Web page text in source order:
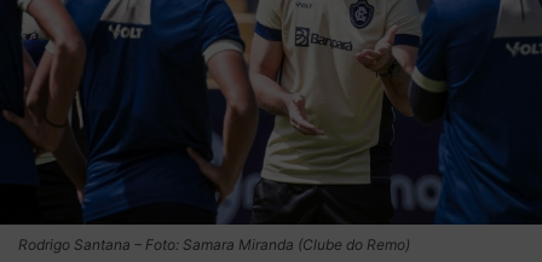
Rodrigo Santana – Foto: Samara Miranda (Clube do Remo)